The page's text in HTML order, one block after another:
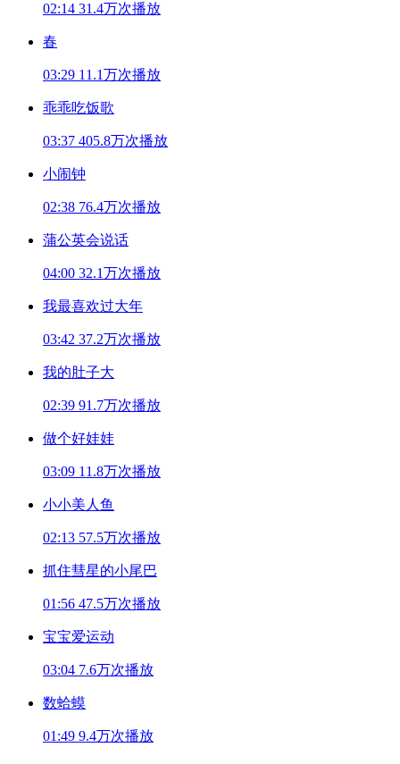
02:14 31.4万次播放
春
03:29 11.1万次播放
乖乖吃饭歌
03:37 405.8万次播放
小闹钟
02:38 76.4万次播放
蒲公英会说话
04:00 32.1万次播放
我最喜欢过大年
03:42 37.2万次播放
我的肚子大
02:39 91.7万次播放
做个好娃娃
03:09 11.8万次播放
小小美人鱼
02:13 57.5万次播放
抓住彗星的小尾巴
01:56 47.5万次播放
宝宝爱运动
03:04 7.6万次播放
数蛤蟆
01:49 9.4万次播放